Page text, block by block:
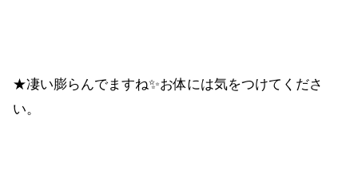
★凄い膨らんでますね✨お体には気をつけてくださ
い。